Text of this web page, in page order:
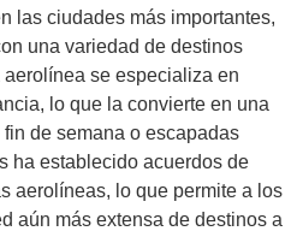
las ciudades más importantes,
una variedad de destinos
se especializa en
lo que la convierte en una
de semana o escapadas
ha establecido acuerdos de
aerolíneas, lo que permite a los
aún más extensa de destinos a